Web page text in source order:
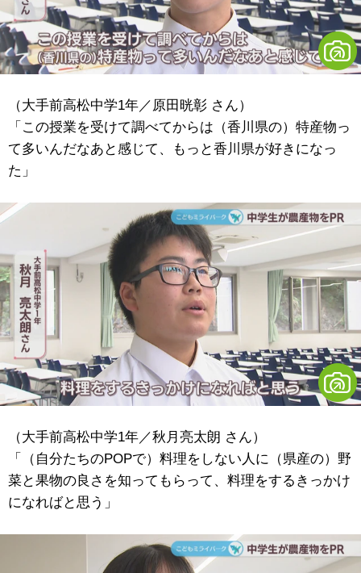
（大手前高松中学1年／原田晄彰 さん）
「この授業を受けて調べてからは（香川県の）特産物っ
て多いんだなあと感じて、もっと香川県が好きになっ
た」
（大手前高松中学1年／秋月亮太朗 さん）
「（自分たちのPOPで）料理をしない人に（県産の）野
菜と果物の良さを知ってもらって、料理をするきっかけ
になればと思う」